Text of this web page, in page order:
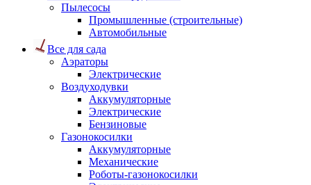
Пылесосы
Промышленные (строительные)
Автомобильные
Все для сада
Аэраторы
Электрические
Воздуходувки
Аккумуляторные
Электрические
Бензиновые
Газонокосилки
Аккумуляторные
Механические
Роботы-газонокосилки